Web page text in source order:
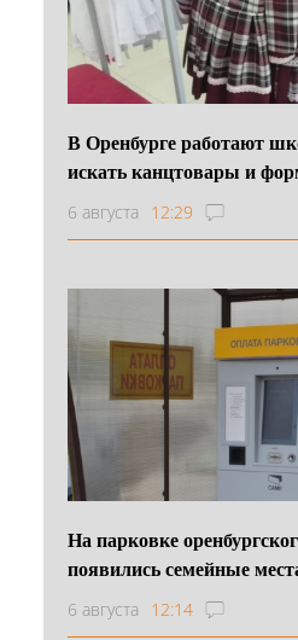
В Оренбурге работают
искать канцтовары и
6 августа 12:29
На парковке
появились семейные
6 августа 12:14